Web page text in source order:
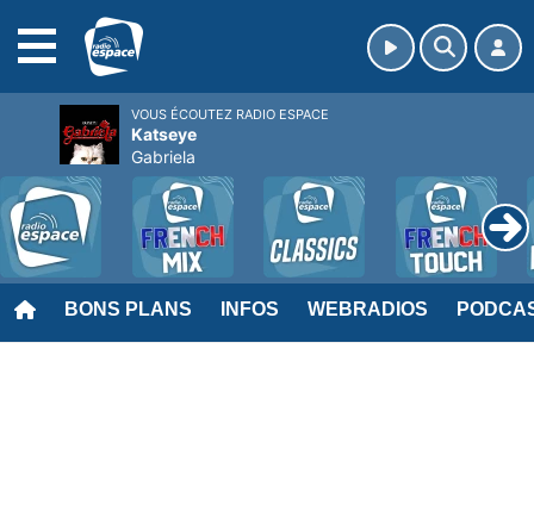
BONS PLANS INFOS WEBRADIOS
VOUS ÉCOUTEZ RADIO ESPACE
Katseye
Gabriela